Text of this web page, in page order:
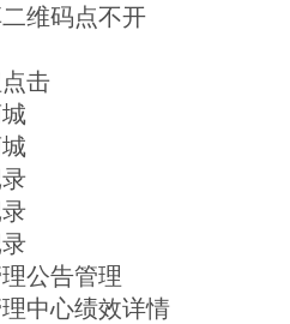
维码点不开
击
公告管理
中心绩效详情